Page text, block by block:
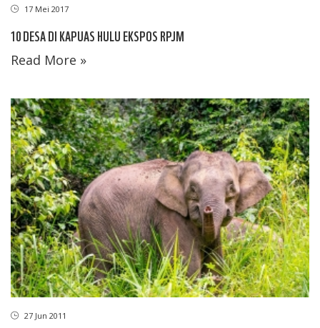
17 Mei 2017
10 DESA DI KAPUAS HULU EKSPOS RPJM
Read More »
27 Jun 2011